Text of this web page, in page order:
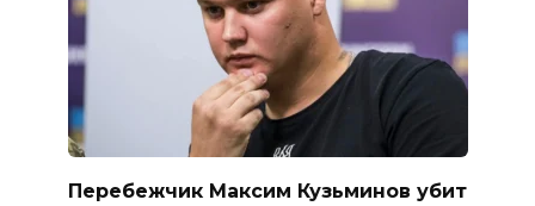
Перебежчик Максим Кузьминов убит